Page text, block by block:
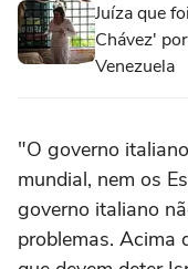
Juíza que
Chávez'
Venezuela
"O governo
mundial, nem os
governo italiano
problemas. Acima